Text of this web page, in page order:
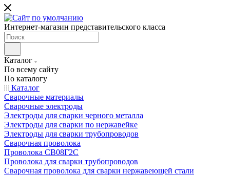
Интернет-магазин представительского класса
Каталог
По всему сайту
По каталогу
Каталог
Сварочные материалы
Сварочные электроды
Электроды для сварки черного металла
Электроды для сварки по нержавейке
Электроды для сварки трубопроводов
Сварочная проволока
Проволока СВ08Г2С
Проволока для сварки трубопроводов
Сварочная проволока для сварки нержавеющей стали